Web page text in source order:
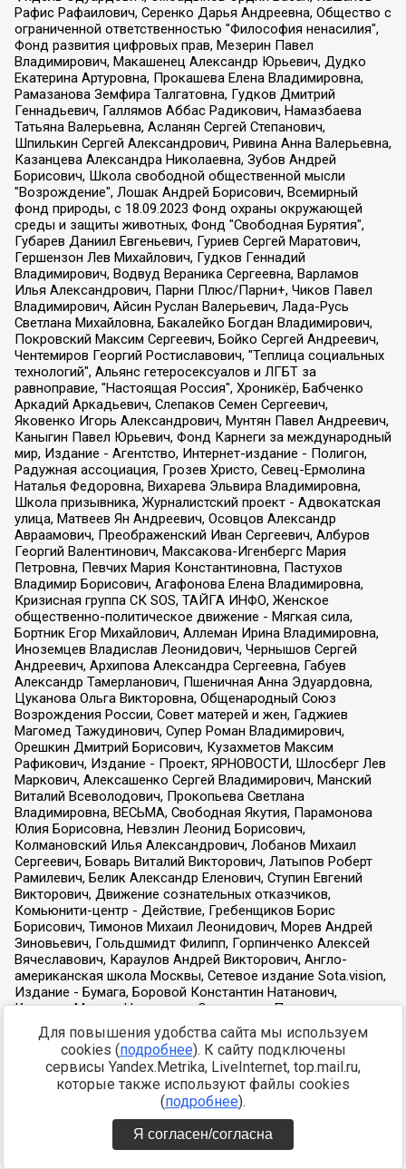
Для повышения удобства сайта мы используем
cookies (подробнее). К сайту подключены
сервисы Yandex.Metrika, LiveInternet, top.mail.ru,
которые также используют файлы cookies
(подробнее).
Я согласен/согласна